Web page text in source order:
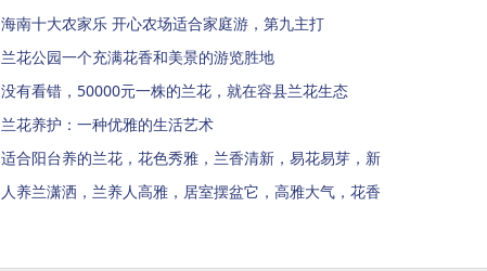
海南十大农家乐 开心农场适合家庭游，第九主打
兰花公园一个充满花香和美景的游览胜地
没有看错，50000元一株的兰花，就在容县兰花生态
兰花养护：一种优雅的生活艺术
适合阳台养的兰花，花色秀雅，兰香清新，易花易芽，新
人养兰潇洒，兰养人高雅，居室摆盆它，高雅大气，花香